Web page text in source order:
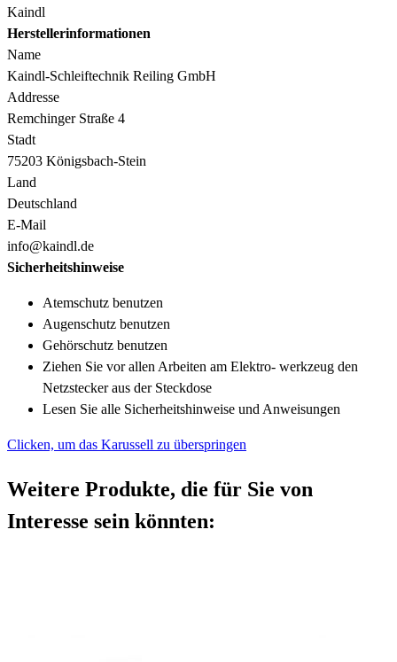
Kaindl
Herstellerinformationen
Name
Kaindl-Schleiftechnik Reiling GmbH
Addresse
Remchinger Straße 4
Stadt
75203 Königsbach-Stein
Land
Deutschland
E-Mail
info@kaindl.de
Sicherheitshinweise
Atemschutz benutzen
Augenschutz benutzen
Gehörschutz benutzen
Ziehen Sie vor allen Arbeiten am Elektro- werkzeug den
Netzstecker aus der Steckdose
Lesen Sie alle Sicherheitshinweise und Anweisungen
Clicken, um das Karussell zu überspringen
Weitere Produkte, die für Sie von
Interesse sein könnten: